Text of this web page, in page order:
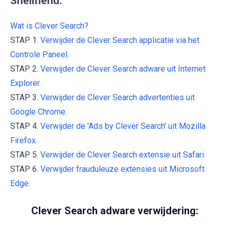
Wat is Clever Search?
STAP 1. Verwijder de Clever Search applicatie via het
Controle Paneel.
STAP 2. Verwijder de Clever Search adware uit Internet
Explorer.
STAP 3. Verwijder de Clever Search advertenties uit
Google Chrome.
STAP 4. Verwijder de 'Ads by Clever Search' uit Mozilla
Firefox.
STAP 5. Verwijder de Clever Search extensie uit Safari.
STAP 6. Verwijder frauduleuze extensies uit Microsoft
Edge.
Clever Search adware verwijdering: